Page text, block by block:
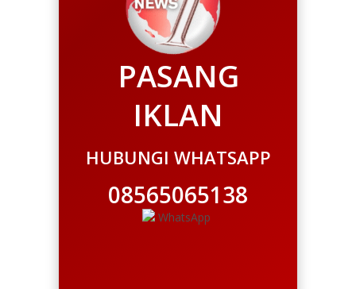
PASANG
IKLAN
HUBUNGI WHATSAPP
08565065138